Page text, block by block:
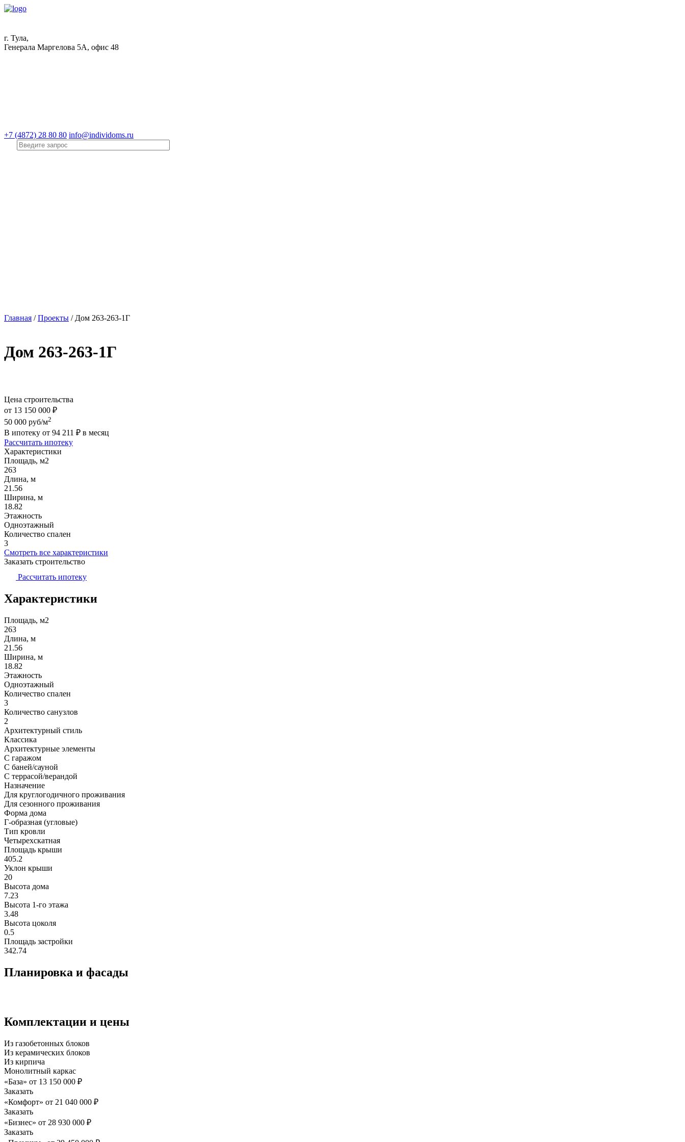
г. Тула,
Генерала Маргелова 5А, офис 48
+7 (4872) 28 80 80 info@individoms.ru
Главная /Проекты / Дом 263-263-1Г
Дом 263-263-1Г
Цена строительства
от 13 150 000 ₽
50 000 руб/м2
В ипотеку от 94 211 ₽ в месяц
Рассчитать ипотеку
Характеристики
Площадь, м2
263
Длина, м
21.56
Ширина, м
18.82
Этажность
Одноэтажный
Количество спален
3
Смотреть все характеристики
Заказать строительство
Рассчитать ипотеку
Характеристики
Площадь, м2
263
Длина, м
21.56
Ширина, м
18.82
Этажность
Одноэтажный
Количество спален
3
Количество санузлов
2
Архитектурный стиль
Классика
Архитектурные элементы
С гаражом
С баней/сауной
С террасой/верандой
Назначение
Для круглогодичного проживания
Для сезонного проживания
Форма дома
Г-образная (угловые)
Тип кровли
Четырехскатная
Площадь крыши
405.2
Уклон крыши
20
Высота дома
7.23
Высота 1-го этажа
3.48
Высота цоколя
0.5
Площадь застройки
342.74
Планировка и фасады
Комплектации и цены
Из газобетонных блоков
Из керамических блоков
Из кирпича
Монолитный каркас
«База» от 13 150 000 ₽
Заказать
«Комфорт» от 21 040 000 ₽
Заказать
«Бизнес» от 28 930 000 ₽
Заказать